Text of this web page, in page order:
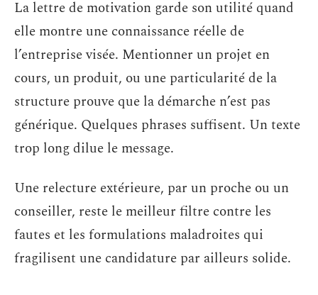
La lettre de motivation garde son utilité quand
elle montre une connaissance réelle de
l’entreprise visée. Mentionner un projet en
cours, un produit, ou une particularité de la
structure prouve que la démarche n’est pas
générique. Quelques phrases suffisent. Un texte
trop long dilue le message.
Une relecture extérieure, par un proche ou un
conseiller, reste le meilleur filtre contre les
fautes et les formulations maladroites qui
fragilisent une candidature par ailleurs solide.